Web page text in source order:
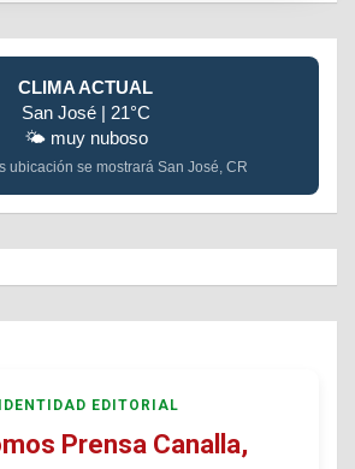
CLIMA ACTUAL
San José | 21°C
🌤️ muy nuboso
ubicación se mostrará San José, CR
IDENTIDAD EDITORIAL
Prensa Canalla,